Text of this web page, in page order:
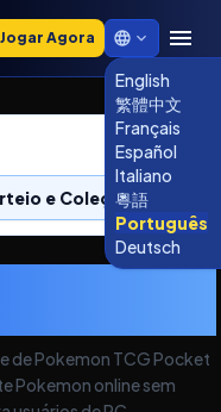
Jogar Agora
English
繁體中文
Français
Español
Italiano
粵語
Português
Deutsch
e Coleção)
de Pokemon TCG Pocket
Pokemon online sem